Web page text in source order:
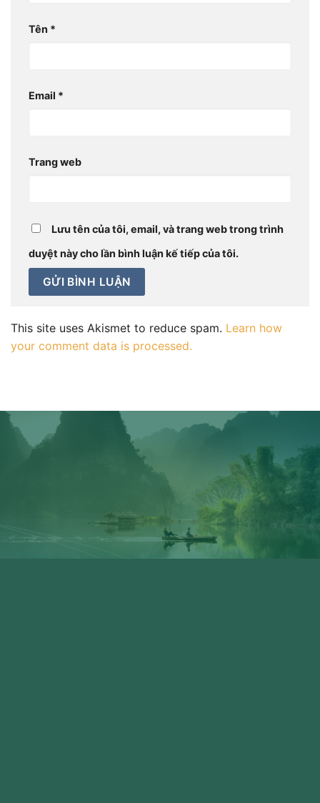
Tên *
Email *
Trang web
Lưu tên của tôi, email, và trang web trong trình
duyệt này cho lần bình luận kế tiếp của tôi.
This site uses Akismet to reduce spam. Learn how
your comment data is processed.